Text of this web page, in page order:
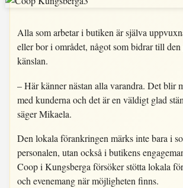
Alla som arbetar i butiken är själva
eller bor i området, något som bidrar till
känslan.
– Här känner nästan alla varandra. Det blir
med kunderna och det är en väldigt glad
säger Mikaela.
Den lokala förankringen märks inte bara i
personalen, utan också i butikens
Coop i Kungsberga försöker stötta lokala
och evenemang när möjligheten finns.